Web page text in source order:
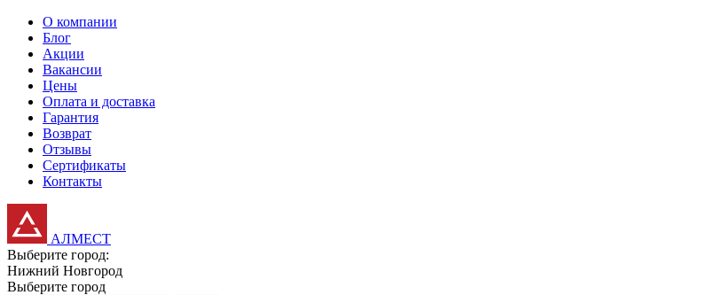
О компании
Блог
Акции
Вакансии
Цены
Оплата и доставка
Гарантия
Возврат
Отзывы
Сертификаты
Контакты
АЛМЕСТ
Выберите город:
Нижний Новгород
Выберите город